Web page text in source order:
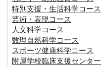
特別支援・生活科学コース
芸術・表現コース
人文科学コース
数理自然科学コース
スポーツ健康科学コース
附属学校臨床支援センター